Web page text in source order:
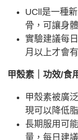
UCll是一種
骨，可讓身
實驗建議每
月以上才會
甲殼素｜功效/食
甲殼素被廣
現可以降低
長期服用可
量，每日建